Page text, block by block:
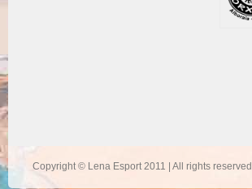
Copyright © Lena Esport 2011 | All rights reserved